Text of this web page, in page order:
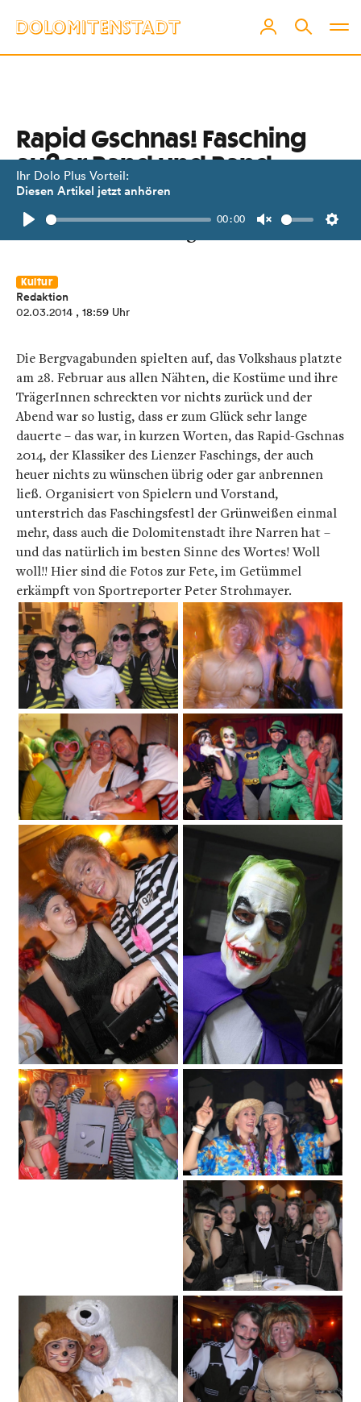
Ihr Dolo Plus Vorteil:
Diesen Artikel jetzt anhören
Play
00:00
Unmute
Rapid Gschnas! Fasching
außer Rand und Band
Von wegen in Lienz ist im Fasching
nix los! Hier der Gegenbeweis.
Kultur
Redaktion
02.03.2014 , 18:59 Uhr
Die Bergvagabunden spielten auf, das Volkshaus platzte
am 28. Februar aus allen Nähten, die Kostüme und ihre
TrägerInnen schreckten vor nichts zurück und der
Abend war so lustig, dass er zum Glück sehr lange
dauerte – das war, in kurzen Worten, das Rapid-Gschnas
2014, der Klassiker des Lienzer Faschings, der auch
heuer nichts zu wünschen übrig oder gar anbrennen
ließ. Organisiert von Spielern und Vorstand,
unterstrich das Faschingsfestl der Grünweißen einmal
mehr, dass auch die Dolomitenstadt ihre Narren hat –
und das natürlich im besten Sinne des Wortes! Woll
woll!! Hier sind die Fotos zur Fete, im Getümmel
erkämpft von Sportreporter Peter Strohmayer.